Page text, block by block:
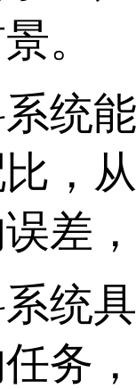
。
能
，
差
具
务